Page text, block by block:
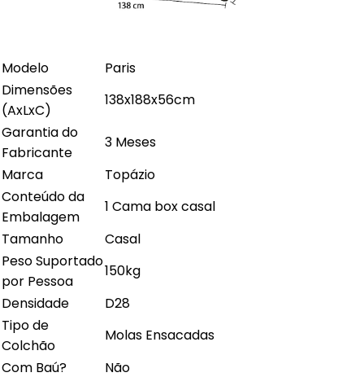
Modelo
Paris
Dimensões
(AxLxC)
138x188x56cm
Garantia do
Fabricante
3 Meses
Marca
Topázio
Conteúdo da
Embalagem
1 Cama box casal
Tamanho
Casal
Peso Suportado
por Pessoa
150kg
Densidade
D28
Tipo de
Colchão
Molas Ensacadas
Com Baú?
Não